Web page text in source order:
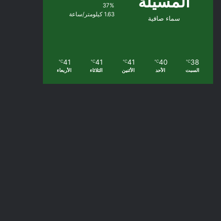
سماء صافية
37%
1.63 كيلومتر/ساعة
38
℃
السبت
40
℃
الأحد
41
℃
الأثنين
41
℃
الثلاثاء
41
℃
الأربعاء